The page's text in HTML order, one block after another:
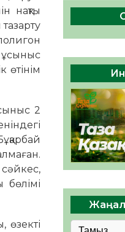
нақты
ұсыныс
өтінім
2
өзекті
беруге
ӘРБІР
ҮЛЕС